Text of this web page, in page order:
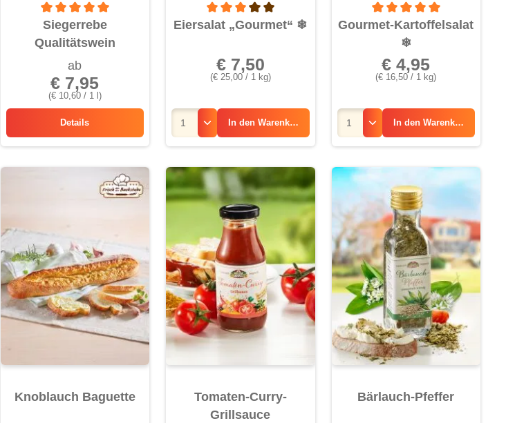
4.5 von 5 Sternen
Durchschnittliche Bewertung von 5 von 5 Sternen
Siegerrebe
Qualitätswein
(€ 10,60 / 1 l)
ab
€ 7,95
Details
Siegerrebe Qualitätswein
Durchschnittliche Bewertung von 3 von 5 Sternen
Eiersalat „Gourmet“ ❄
(€ 25,00 / 1 kg)
€ 7,50
In den Warenkorb
Durchschnittliche Bewertung
Gourmet-Kartoffelsalat
❄
(€ 16,50 / 1 kg)
€ 4,95
In den Warenkorb
4.6 von 5 Sternen
Knoblauch Baguette
Tomaten-Curry-
Grillsauce
Bärlauch-Pfeffer